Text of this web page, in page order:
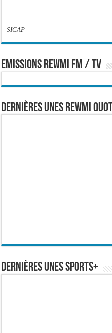
SICAP
EMISSIONS REWMI FM / TV
Dernières Unes Rewmi
Dernières Unes Sports+